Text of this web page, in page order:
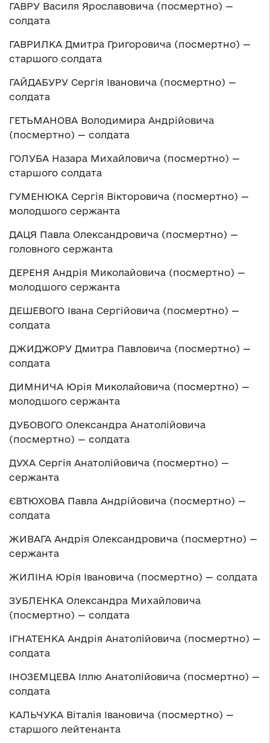
ГАВРУ Василя Ярославовича (посмертно) —
солдата
ГАВРИЛКА Дмитра Григоровича (посмертно) —
старшого солдата
ГАЙДАБУРУ Сергія Івановича (посмертно) —
солдата
ГЕТЬМАНОВА Володимира Андрійовича
(посмертно) — солдата
ГОЛУБА Назара Михайловича (посмертно) —
старшого солдата
ГУМЕНЮКА Сергія Вікторовича (посмертно) —
молодшого сержанта
ДАЦЯ Павла Олександровича (посмертно) —
головного сержанта
ДЕРЕНЯ Андрія Миколайовича (посмертно) —
молодшого сержанта
ДЕШЕВОГО Івана Сергійовича (посмертно) —
солдата
ДЖИДЖОРУ Дмитра Павловича (посмертно) —
солдата
ДИМНИЧА Юрія Миколайовича (посмертно) —
молодшого сержанта
ДУБОВОГО Олександра Анатолійовича
(посмертно) — солдата
ДУХА Сергія Анатолійовича (посмертно) —
сержанта
ЄВТЮХОВА Павла Андрійовича (посмертно) —
солдата
ЖИВАГА Андрія Олександровича (посмертно) —
сержанта
ЖИЛІНА Юрія Івановича (посмертно) — солдата
ЗУБЛЕНКА Олександра Михайловича
(посмертно) — солдата
ІГНАТЕНКА Андрія Анатолійовича (посмертно) —
солдата
ІНОЗЕМЦЕВА Іллю Анатолійовича (посмертно) —
солдата
КАЛЬЧУКА Віталія Івановича (посмертно) —
старшого лейтенанта